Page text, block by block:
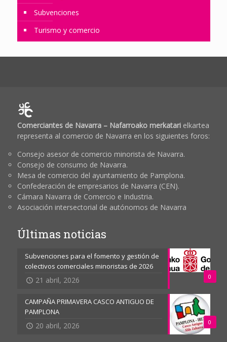
Subvenciones
Turismo y comercio
Comerciantes de Navarra – Nafarroako merkatarielkartea
representa al comercio de Navarra en los siguientes foros:
Consejo asesor de comercio minorista de Navarra.
Consejo de consumo de Navarra.
Mesa de comercio del ayuntamiento de Pamplona.
Confederación de empresarios de Navarra (CEN).
Cámara Navarra de Comercio e Industria.
Asociación intersectorial de autónomos de Navarra
Últimas noticias
0
Subvenciones para el fomento y gestión de
colectivos comerciales minoristas de 2026
21 abril, 2026
0
CAMPAÑA PRIMAVERA CASCO ANTIGUO DE
PAMPLONA
20 abril, 2026